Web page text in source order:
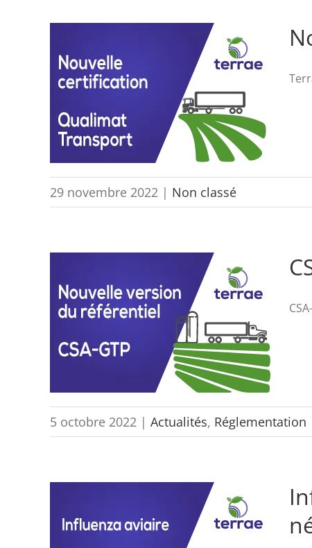
29 novembre 2022 | Non classé
5 octobre 2022 | Actualités, Réglementation